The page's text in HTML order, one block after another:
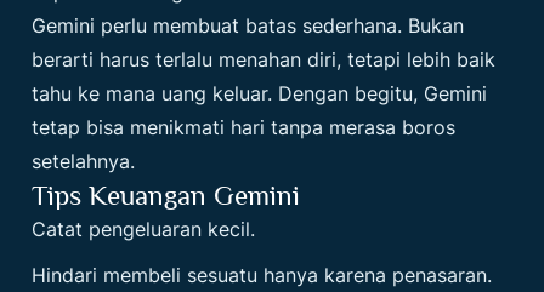
Gemini perlu membuat batas sederhana. Bukan
berarti harus terlalu menahan diri, tetapi lebih baik
tahu ke mana uang keluar. Dengan begitu, Gemini
tetap bisa menikmati hari tanpa merasa boros
setelahnya.
Tips Keuangan Gemini
Catat pengeluaran kecil.
Hindari membeli sesuatu hanya karena penasaran.